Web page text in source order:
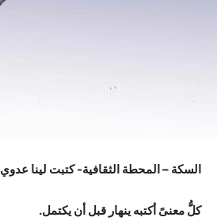
السكة – المحطة الثقافية- كتبت لينا عدوي
كلُّ معنىً أكتبه ينهار قبل أن يكتمل.